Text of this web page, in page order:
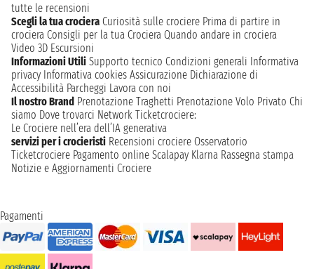
tutte le recensioni
Scegli la tua crociera Curiosità sulle crociere Prima di partire in
crociera Consigli per la tua Crociera Quando andare in crociera
Video 3D Escursioni
Informazioni Utili Supporto tecnico Condizioni generali Informativa
privacy Informativa cookies Assicurazione Dichiarazione di
Accessibilità Parcheggi Lavora con noi
Il nostro Brand Prenotazione Traghetti Prenotazione Volo Privato Chi
siamo Dove trovarci Network Ticketcrociere:
Le Crociere nell’era dell’IA generativa
servizi per i crocieristi Recensioni crociere Osservatorio
Ticketcrociere Pagamento online Scalapay Klarna Rassegna stampa
Notizie e Aggiornamenti Crociere
Pagamenti